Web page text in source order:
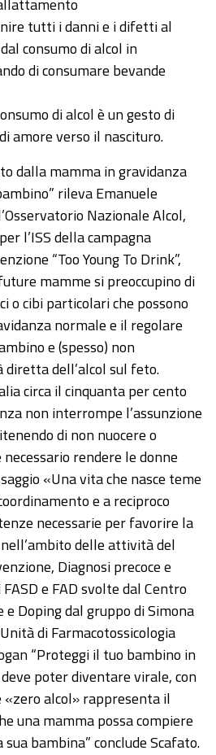
tutti i danni e i difetti al
consumo di alcol in
di consumare bevande
di alcol è un gesto di
amore verso il nascituro.
dalla mamma in gravidanza
rileva Emanuele
Nazionale Alcol,
l’ISS della campagna
“Too Young To Drink”,
mamme si preoccupino di
o cibi particolari che possono
normale e il regolare
e (spesso) non
diretta dell’alcol sul feto.
circa il cinquanta per cento
non interrompe l’assunzione
di non nuocere o
rendere le donne
«Una vita che nasce teme
e a reciproco
necessarie per favorire la
delle attività del
Diagnosi precoce e
e FAD svolte dal Centro
Doping dal gruppo di Simona
di Farmacotossicologia
“Proteggi il tuo bambino in
poter diventare virale, con
«zero alcol» rappresenta il
una mamma possa compiere
bambina” conclude Scafato.